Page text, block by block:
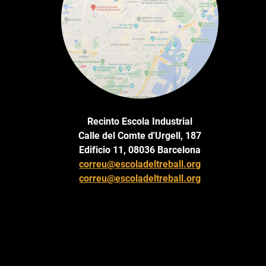
Recinto Escola Industrial
Calle del Comte d'Urgell, 187
Edificio 11, 08036 Barcelona
correu@escoladeltreball.org
correu@escoladeltreball.org